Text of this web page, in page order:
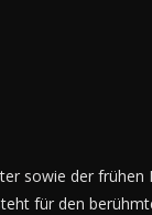
sowie der
für den